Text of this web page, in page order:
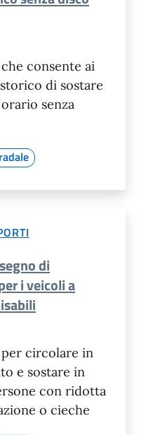
consente ai
di sostare
senza
di
i veicoli a
circolare in
e sostare in
con ridotta
o cieche